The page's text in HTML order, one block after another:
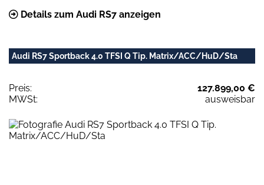
Details zum Audi RS7 anzeigen
Audi RS7 Sportback 4.0 TFSI Q Tip. Matrix/ACC/HuD/Sta
Preis:
127.899,00 €
MWSt:
ausweisbar